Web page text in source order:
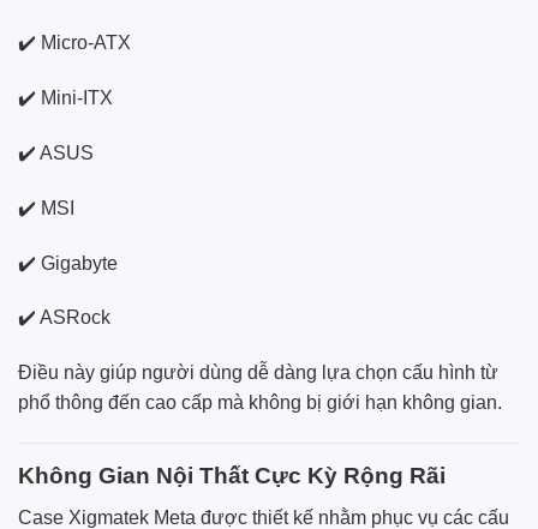
✔️ Micro-ATX
✔️ Mini-ITX
✔️ ASUS
✔️ MSI
✔️ Gigabyte
✔️ ASRock
Điều này giúp người dùng dễ dàng lựa chọn cấu hình từ
phổ thông đến cao cấp mà không bị giới hạn không gian.
Không Gian Nội Thất Cực Kỳ Rộng Rãi
Case Xigmatek Meta được thiết kế nhằm phục vụ các cấu